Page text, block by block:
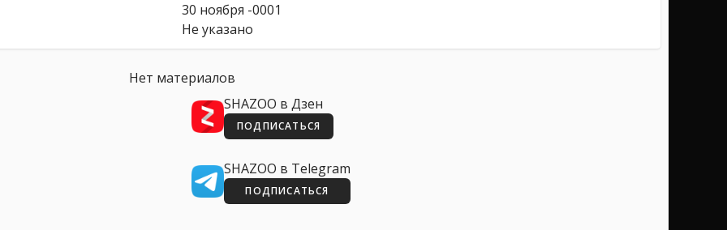
30 ноября -0001
Не указано
Нет материалов
SHAZOO в Дзен
ПОДПИСАТЬСЯ
SHAZOO в Telegram
ПОДПИСАТЬСЯ